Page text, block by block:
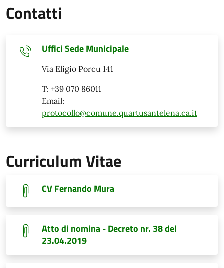
Contatti
Uffici Sede Municipale
Via Eligio Porcu 141
T: +39 070 86011
Email:
protocollo@comune.quartusantelena.ca.it
Curriculum Vitae
CV Fernando Mura
Atto di nomina - Decreto nr. 38 del
23.04.2019